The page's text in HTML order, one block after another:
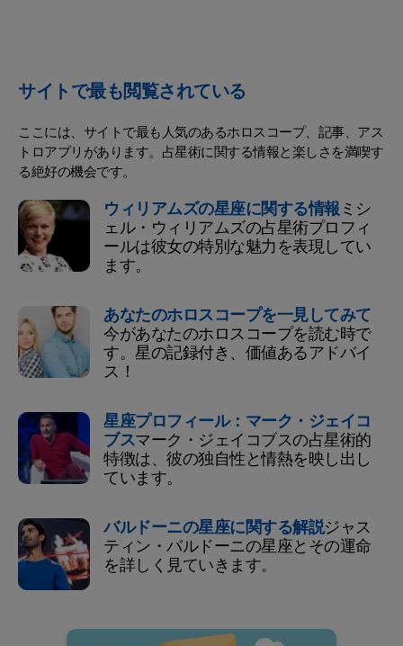
サイトで最も閲覧されている
ここには、サイトで最も人気のあるホロスコープ、記事、アス
トロアプリがあります。占星術に関する情報と楽しさを満喫す
る絶好の機会です。
ウィリアムズの星座に関する情報ミシ
ェル・ウィリアムズの占星術プロフィ
ールは彼女の特別な魅力を表現してい
ます。
あなたのホロスコープを一見してみて
今があなたのホロスコープを読む時で
す。星の記録付き、価値あるアドバイ
ス！
星座プロフィール：マーク・ジェイコ
ブスマーク・ジェイコブスの占星術的
特徴は、彼の独自性と情熱を映し出し
ています。
バルドーニの星座に関する解説ジャス
ティン・バルドーニの星座とその運命
を詳しく見ていきます。